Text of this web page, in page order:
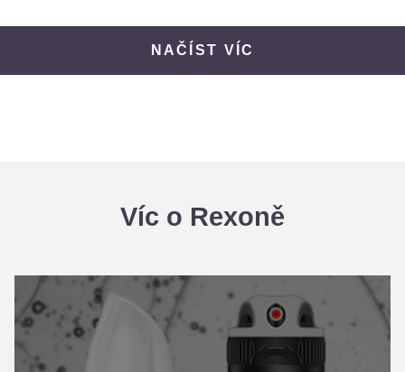
NAČÍST VÍC
Víc o Rexoně